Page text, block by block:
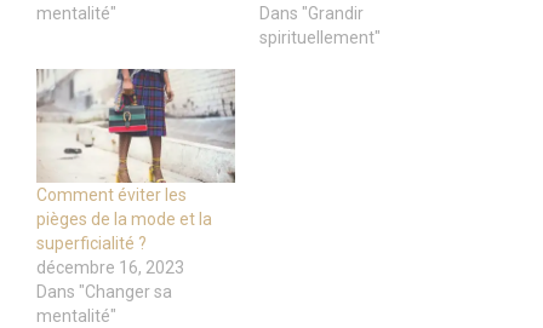
mentalité"
Dans "Grandir
spirituellement"
Comment éviter les
pièges de la mode et la
superficialité ?
décembre 16, 2023
Dans "Changer sa
mentalité"